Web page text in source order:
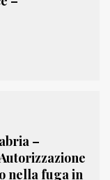
–
nella fuga in